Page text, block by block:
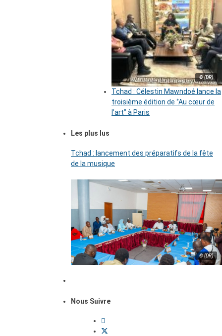
© (DR)
Tchad : Célestin Mawndoé lance la
troisième édition de ‘’Au cœur de
l’art’’ à Paris
Les plus lus
Tchad : lancement des préparatifs de la fête
de la musique
© (DR)
Nous Suivre